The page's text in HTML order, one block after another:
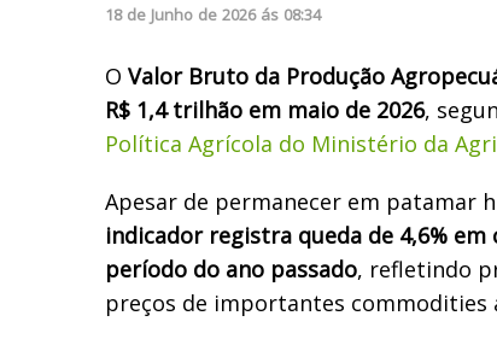
18 de Junho de 2026 ás 08:34
O Valor Bruto da Produção
R$ 1,4 trilhão em maio de 2026,
Política Agrícola do Ministério da
Apesar de permanecer em patamar
indicador registra queda de 4,6%
período do ano passado, refletindo
preços de importantes commodities